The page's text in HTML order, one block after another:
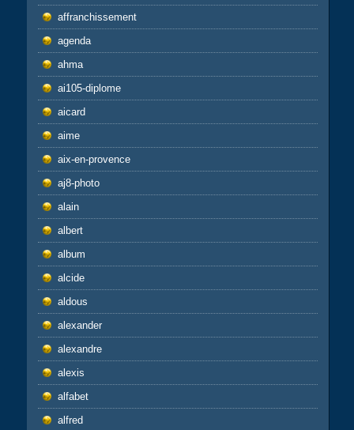
affranchissement
agenda
ahma
ai105-diplome
aicard
aime
aix-en-provence
aj8-photo
alain
albert
album
alcide
aldous
alexander
alexandre
alexis
alfabet
alfred